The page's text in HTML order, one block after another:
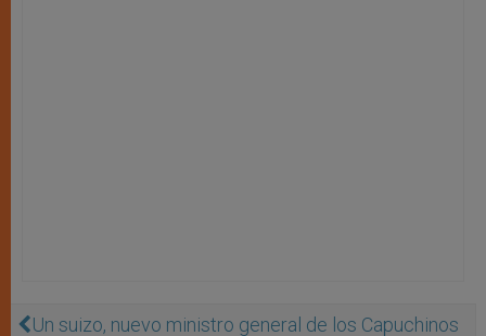
Un suizo, nuevo ministro general de los Capuchinos